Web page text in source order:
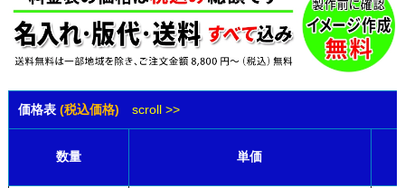
価格表 (税込価格) scroll >>
数量 単価